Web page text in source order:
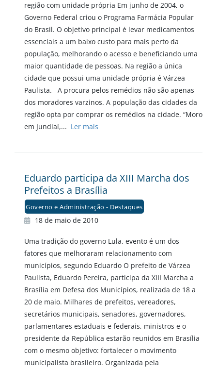
região com unidade própria Em junho de 2004, o
Governo Federal criou o Programa Farmácia Popular
do Brasil. O objetivo principal é levar medicamentos
essenciais a um baixo custo para mais perto da
população, melhorando o acesso e beneficiando uma
maior quantidade de pessoas. Na região a única
cidade que possui uma unidade própria é Várzea
Paulista. A procura pelos remédios não são apenas
dos moradores varzinos. A população das cidades da
região opta por comprar os remédios na cidade. “Moro
em Jundiaí,... Ler mais
Eduardo participa da XIII Marcha dos
Prefeitos a Brasília
Governo e Administração - Destaques
18 de maio de 2010
Uma tradição do governo Lula, evento é um dos
fatores que melhoraram relacionamento com
municípios, segundo Eduardo O prefeito de Várzea
Paulista, Eduardo Pereira, participa da XIII Marcha a
Brasília em Defesa dos Municípios, realizada de 18 a
20 de maio. Milhares de prefeitos, vereadores,
secretários municipais, senadores, governadores,
parlamentares estaduais e federais, ministros e o
presidente da República estarão reunidos em Brasília
com o mesmo objetivo: fortalecer o movimento
municipalista brasileiro. Organizada pela